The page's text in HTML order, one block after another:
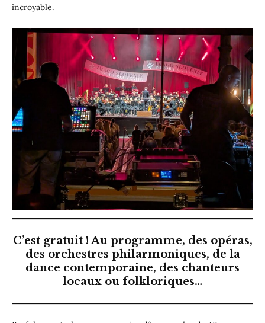
incroyable.
C’est gratuit ! Au programme, des opéras,
des orchestres philarmoniques, de la
dance contemporaine, des chanteurs
locaux ou folkloriques…